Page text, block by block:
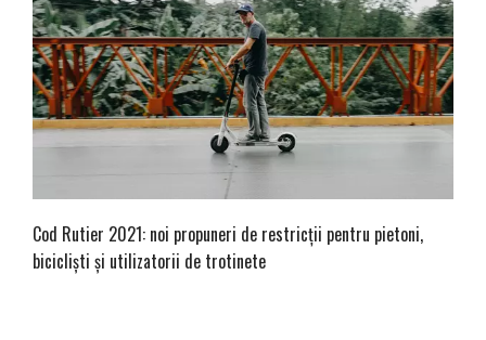
Cod Rutier 2021: noi propuneri de restricții pentru pietoni,
bicicliști și utilizatorii de trotinete